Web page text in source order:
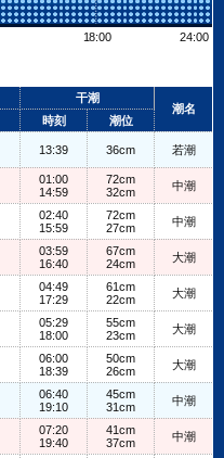
18:00 24:00
干潮
潮名
時刻 潮位
13:39 36cm 若潮
01:00
14:59
72cm
32cm
中潮
02:40
15:59
72cm
27cm
中潮
03:59
16:40
67cm
24cm
大潮
04:49
17:29
61cm
22cm
大潮
05:29
18:00
55cm
23cm
大潮
06:00
18:39
50cm
26cm
大潮
06:40
19:10
45cm
31cm
中潮
07:20
19:40
41cm
37cm
中潮